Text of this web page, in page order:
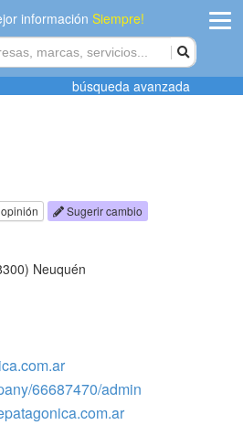
informaciónSiempre!
Agregar
búsqueda avanzada
Sugerir cambio
Neuquén
66687470/admin